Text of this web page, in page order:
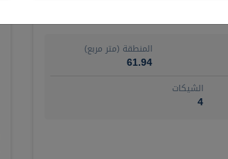
المنطقة (متر مربع)
61.94
الشيكات
4